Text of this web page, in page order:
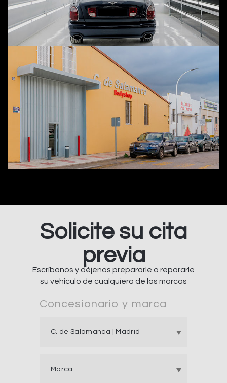
Solicite su cita
previa
Escríbanos y déjenos prepararle o repararle
su vehículo de cualquiera de las marcas
Concesionario y marca